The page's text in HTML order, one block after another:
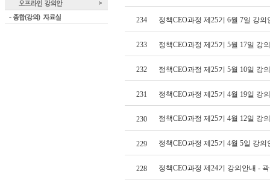
234 정책CEO과정 제25기 6월 7일 강
233 정책CEO과정 제25기 5월 17일 강
232 정책CEO과정 제25기 5월 10일 강
231 정책CEO과정 제25기 4월 19일 강
230 정책CEO과정 제25기 4월 12일 강
229 정책CEO과정 제25기 4월 5일 강
228 정책CEO과정 제24기 강의안내 -